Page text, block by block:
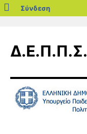
blogs.sch.gr
Σύνδεση
περιεχόμενο
Δ.Ε.Π.Π.Σ.